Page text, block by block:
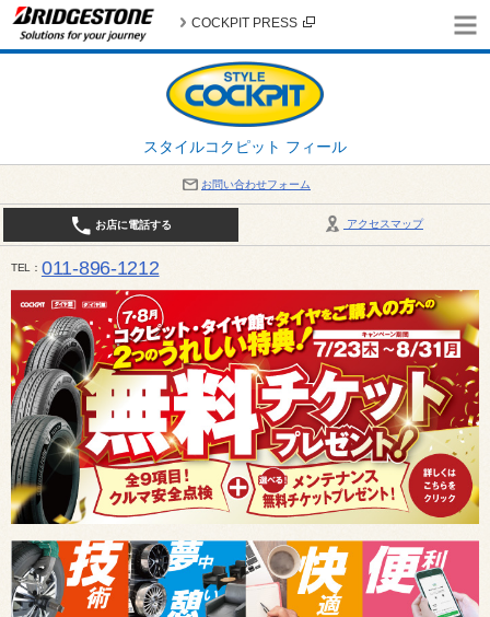
スタイルコクピット フィール
COCKPIT PRESS
お問い合わせフォーム
アクセスマップ
お店に電話する
TEL 011-896-1212
平日・日・祝日：作業受付10:00～17:30 、商談受付は10:00～18:00 まで 営業時間は10:00～
受け出来ない場合がございます。店舗までお問い合わせください。電話も込み合うことが予想さ
日：2026年8月の定休日 毎週 火曜日と水曜日 8月10日(月曜日) から 8月14日(金曜